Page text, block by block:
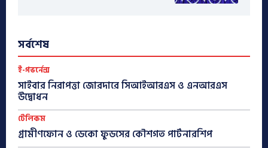
সর্বশেষ
ই-গভর্নেন্স
সাইবার নিরাপত্তা জোরদারে সিআইআরএস ও এনআরএস
উদ্বোধন
টেলিকম
গ্রামীণফোন ও ডেকো ফুডসের কৌশগত পার্টনারশিপ